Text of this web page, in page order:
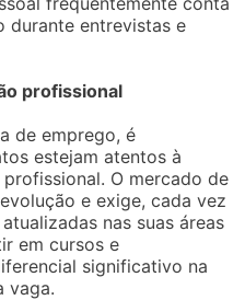
durante entrevistas e
profissional
de emprego, é
estejam atentos à
O mercado de
e exige, cada vez
nas suas áreas
em cursos e
significativo na
vaga.